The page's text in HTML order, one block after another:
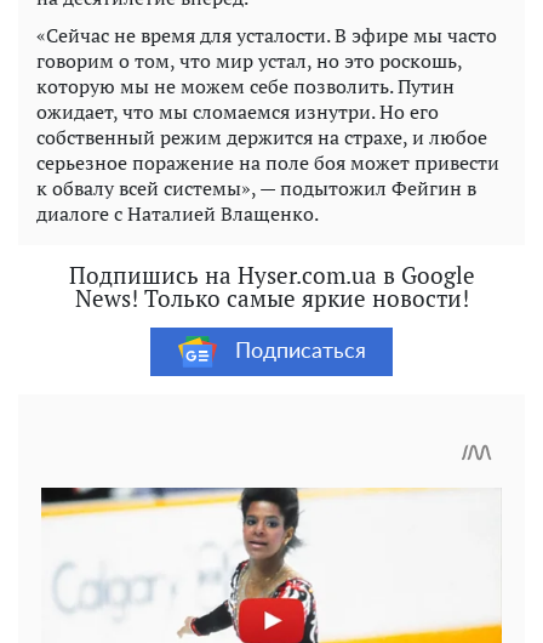
«Сейчас не время для усталости. В эфире мы часто
говорим о том, что мир устал, но это роскошь,
которую мы не можем себе позволить. Путин
ожидает, что мы сломаемся изнутри. Но его
собственный режим держится на страхе, и любое
серьезное поражение на поле боя может привести
к обвалу всей системы», — подытожил Фейгин в
диалоге с Наталией Влащенко.
Подпишись на Hyser.com.ua в Google
News! Только самые яркие новости!
Подписаться